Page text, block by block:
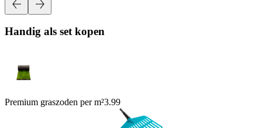
Handig als set kopen
Premium graszoden per m²3.99